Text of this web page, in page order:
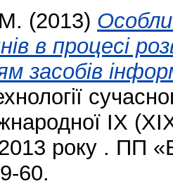
(2013)
в процесі
засобів
IX
року . ПП
60.